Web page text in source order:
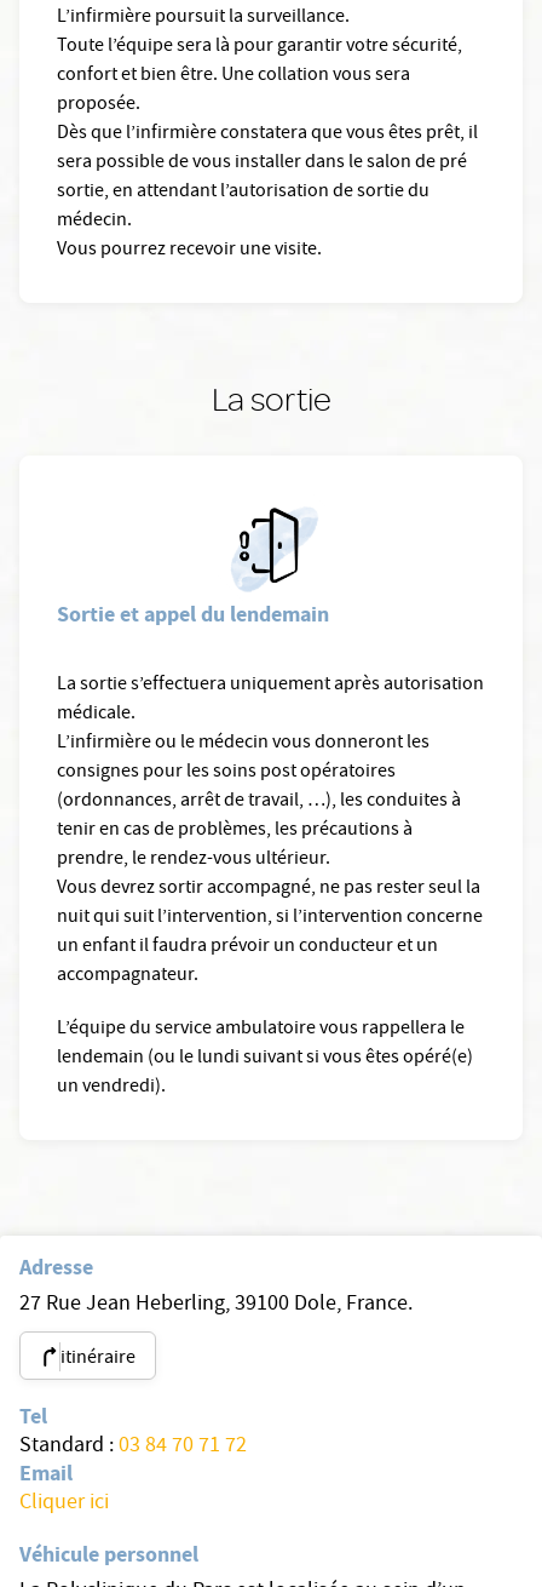
L’infirmière poursuit la surveillance.
Toute l’équipe sera là pour garantir votre sécurité,
confort et bien être. Une collation vous sera
proposée.
Dès que l’infirmière constatera que vous êtes prêt, il
sera possible de vous installer dans le salon de pré
sortie, en attendant l’autorisation de sortie du
médecin.
Vous pourrez recevoir une visite.
La sortie
Sortie et appel du lendemain
La sortie s’effectuera uniquement après autorisation
médicale.
L’infirmière ou le médecin vous donneront les
consignes pour les soins post opératoires
(ordonnances, arrêt de travail, …), les conduites à
tenir en cas de problèmes, les précautions à
prendre, le rendez-vous ultérieur.
Vous devrez sortir accompagné, ne pas rester seul la
nuit qui suit l’intervention, si l’intervention concerne
un enfant il faudra prévoir un conducteur et un
accompagnateur.
L’équipe du service ambulatoire vous rappellera le
lendemain (ou le lundi suivant si vous êtes opéré(e)
un vendredi).
Adresse
27 Rue Jean Heberling, 39100 Dole, France.
itinéraire
Tel
Standard :03 84 70 71 72
Email
Cliquer ici
Véhicule personnel